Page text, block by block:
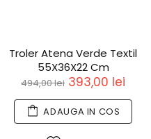
Troler Atena Verde Textil
55X36X22 Cm
494,00 lei 393,00 lei
ADAUGA IN COS